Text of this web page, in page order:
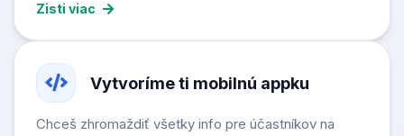
Zisti viac
Vytvoríme ti mobilnú appku
Chceš zhromaždiť všetky info pre účastníkov na